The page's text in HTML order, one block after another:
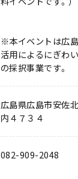
※本イベントは広島
活用によるにぎわ
の採択事業です。
広島県広島市安佐
内４７３４
082-909-2048